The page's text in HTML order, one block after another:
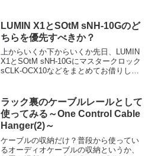
ンに取り込んで利用することが一般的で
はありませんでし...
LUMIN X1とSOtM sNH-10Gのど
ちらを優先すべきか？
上からいくか下からいくか先日、LUMIN
X1とSOtM sNH-10Gにマスタークロック
sCLK-OCX10などをまとめてお借りし
円くらいが必要な機材です。光ファ...
ラック裏のケーブルレールとして
使ってみる～One Control Cable
Hanger(2)～
ケーブルの収納だけ？普段から使ってい
るオーディオケーブルの収納というか、